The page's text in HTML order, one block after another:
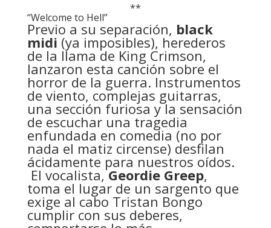
**
“Welcome to Hell”
Previo a su separación, black
midi (ya imposibles), herederos
de la llama de King Crimson,
lanzaron esta canción sobre el
horror de la guerra. Instrumentos
de viento, complejas guitarras,
una sección furiosa y la sensación
de escuchar una tragedia
enfundada en comedia (no por
nada el matiz circense) desfilan
ácidamente para nuestros oídos.
El vocalista,Geordie Greep,
toma el lugar de un sargento que
exige al cabo Tristan Bongo
cumplir con sus deberes,